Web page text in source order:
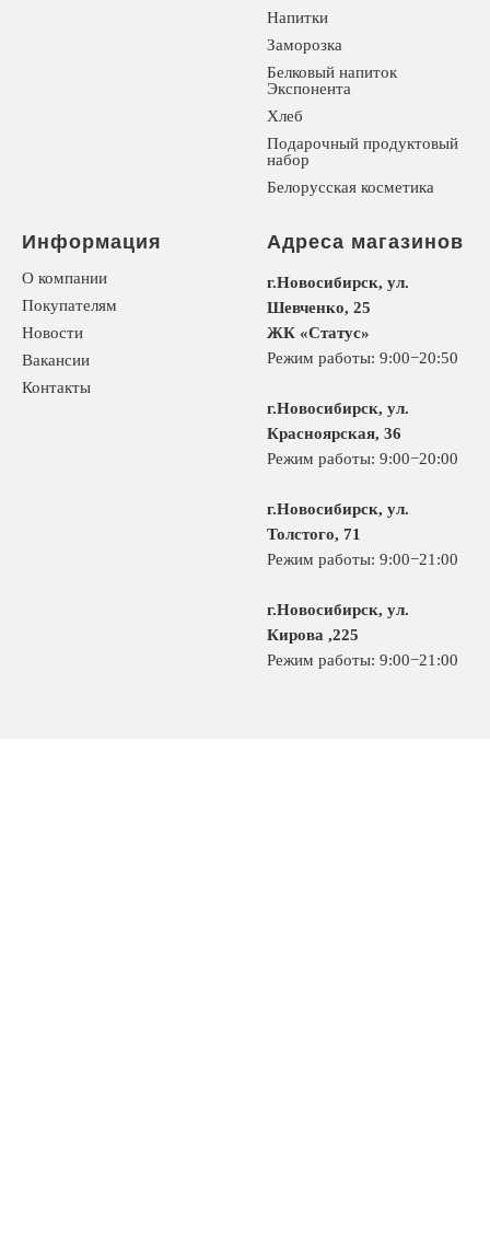
Напитки
Заморозка
Белковый напиток
Экспонента
Хлеб
Подарочный продуктовый
набор
Белорусская косметика
Информация
О компании
Покупателям
Новости
Вакансии
Контакты
Адреса магазинов
г.Новосибирск, ул.
Шевченко, 25
ЖК «Статус»
Режим работы: 9:00−20:50
г.Новосибирск, ул.
Красноярская, 36
Режим работы: 9:00−20:00
г.Новосибирск, ул.
Толстого, 71
Режим работы: 9:00−21:00
г.Новосибирск, ул.
Кирова ,225
Режим работы: 9:00−21:00